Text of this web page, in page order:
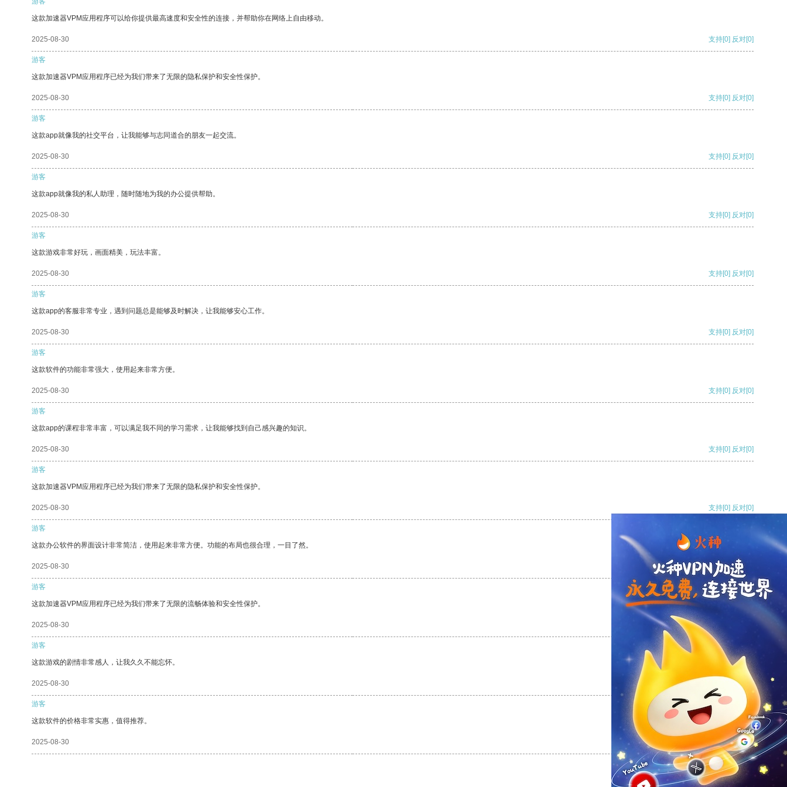
这款加速器VPM应用程序可以给你提供最高速度和安全性的连接，并帮助你在网络上自由移动。
2025-08-30 支持[0] 反对[0]
游客
这款加速器VPM应用程序已经为我们带来了无限的隐私保护和安全性保护。
2025-08-30 支持[0] 反对[0]
游客
这款app就像我的社交平台，让我能够与志同道合的朋友一起交流。
2025-08-30 支持[0] 反对[0]
游客
这款app就像我的私人助理，随时随地为我的办公提供帮助。
2025-08-30 支持[0] 反对[0]
游客
这款游戏非常好玩，画面精美，玩法丰富。
2025-08-30 支持[0] 反对[0]
游客
这款app的客服非常专业，遇到问题总是能够及时解决，让我能够安心工作。
2025-08-30 支持[0] 反对[0]
游客
这款软件的功能非常强大，使用起来非常方便。
2025-08-30 支持[0] 反对[0]
游客
这款app的课程非常丰富，可以满足我不同的学习需求，让我能够找到自己感兴趣的知识。
2025-08-30 支持[0] 反对[0]
游客
这款加速器VPM应用程序已经为我们带来了无限的隐私保护和安全性保护。
2025-08-30 支持[0] 反对[0]
游客
这款办公软件的界面设计非常简洁，使用起来非常方便。功能的布局也很合理，一目了然。
2025-08-30 支持[0] 反对
游客
这款加速器VPM应用程序已经为我们带来了无限的流畅体验和安全性保护。
2025-08-30 支持
游客
这款游戏的剧情非常感人，让我久久不能忘怀。
2025-08-30 反对 [0]
游客
这款软件的价格非常实惠，值得推荐。
2025-08-30 支持[0] 反对[0]